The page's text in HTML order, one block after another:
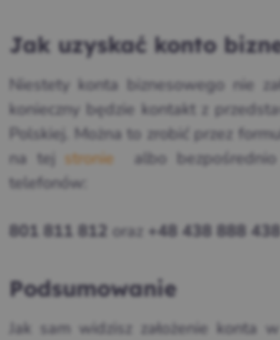
Jak uzyskać konto
Niestety konta biznesowego nie
konieczny będzie kontakt z
Polskiej. Można to zrobić przez
na tej stronie albo
telefonów:
801 811 812 oraz +48 438 888 438
Podsumowanie
Jak sam widzisz założenie konta